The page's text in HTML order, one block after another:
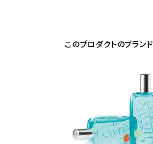
このプロダクトのブランド